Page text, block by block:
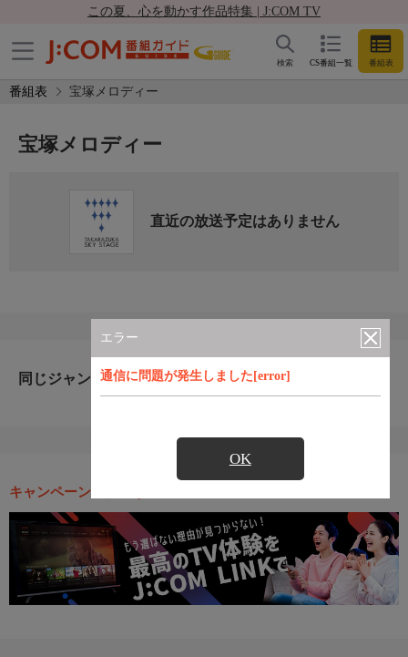
この夏、心を動かす作品特集 | J:COM TV
CS番組一覧 番組表
検索
番組表 宝塚メロディー
エラー
通信に問題が発生しました[error]
OK
宝塚メロディー
直近の放送予定はありません
同じジャンルのおすすめ番組
キャンペーン・お得な情報